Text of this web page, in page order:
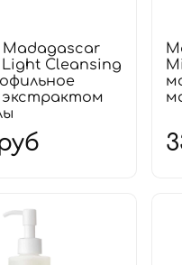
Madagascar
Cleansing
экстрактом